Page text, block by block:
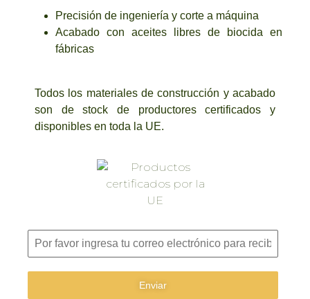
Precisión de ingeniería y corte a máquina
Acabado con aceites libres de biocida en
fábricas
Todos los materiales de construcción y acabado
son de stock de productores certificados y
disponibles en toda la UE.
Enviar